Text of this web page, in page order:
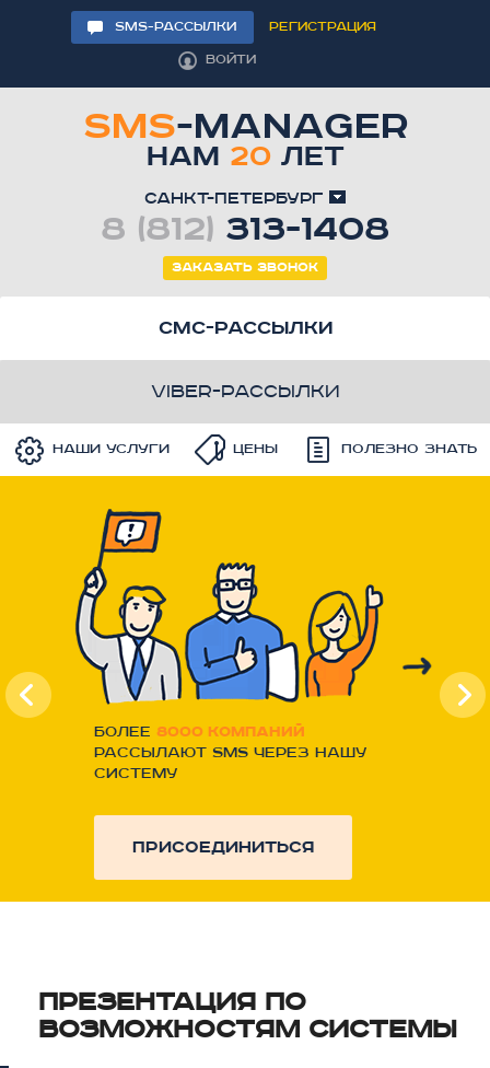
SMS-РАССЫЛКИ
РЕГИСТРАЦИЯ
ВОЙТИ
SMS-MANAGER
НАМ 20ЛЕТ
Санкт-Петербург
8 (812) 313-1408
Заказать звонок
смс-рассылки
viber-рассылки
Наши услуги Цены Полезно знать
Более8000 компаний
рассылают SMS через нашу
систему
присоединиться
Презентация по
возможностям системы